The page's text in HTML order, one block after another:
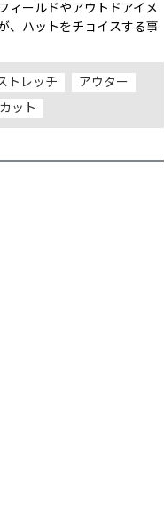
ィールドやアウトドアイメ
、ハットをチョイスする事
トレッチ
アウター
ット